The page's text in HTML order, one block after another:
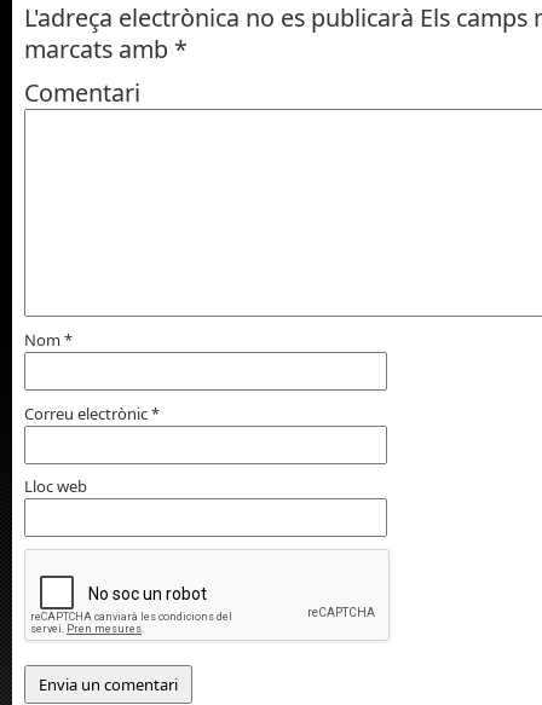
L'adreça electrònica no es publicarà Els camps
marcats amb *
Comentari
Nom *
Correu electrònic*
Lloc web